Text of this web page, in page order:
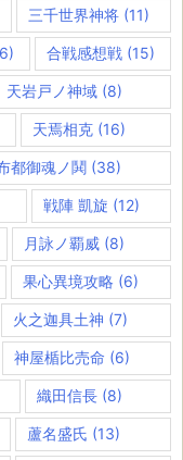
三千世界神将(11)
合戦感想戦(15)
天岩戸ノ神域 (8)
天焉相克(16)
都御魂ノ鬨 (38)
戦陣 凱旋 (12)
月詠ノ覇威(8)
果心異境攻略 (6)
火之迦具土神 (7)
神屋楯比売命 (6)
織田信長 (8)
蘆名盛氏 (13)